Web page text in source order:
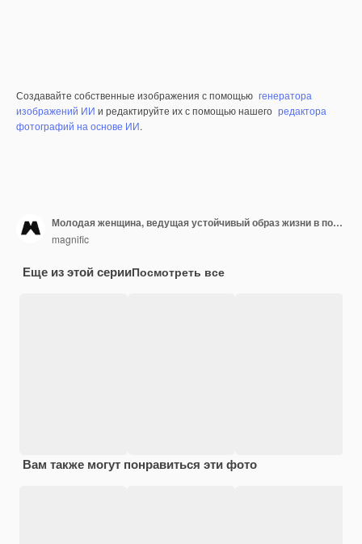
Создавайте собственные изображения с помощью генератора
изображений ИИ и редактируйте их с помощью нашего редактора
фотографий на основе ИИ.
Молодая женщина, ведущая устойчивый образ жизни в помещении
magnific
Еще из этой серииПосмотреть все
Вам также могут понравиться эти фото